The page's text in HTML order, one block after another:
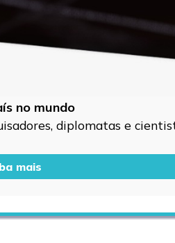
no mundo
diplomatas e
mais